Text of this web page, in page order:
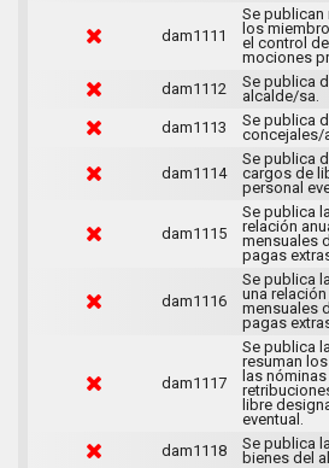
dam1111
Se
los
el control
mociones
dam1112
Se publica
alcalde/sa.
dam1113
Se publica
concejales/
dam1114
Se publica
cargos de
personal
dam1115
Se publica
relación
mensuales
pagas
dam1116
Se publica
una
mensuales
pagas
dam1117
Se publica
resuman
las
libre
eventual.
dam1118
Se publica
bienes del